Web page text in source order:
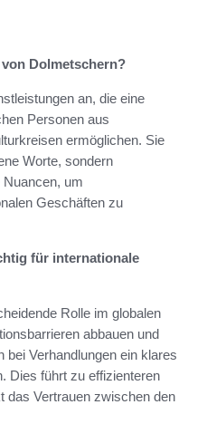
Dolmetschern?
an, die eine
Personen aus
ermöglichen. Sie
Worte, sondern
um
Geschäften zu
für internationale
Rolle im globalen
abbauen und
bei Verhandlungen ein klares
Dies führt zu effizienteren
das Vertrauen zwischen den